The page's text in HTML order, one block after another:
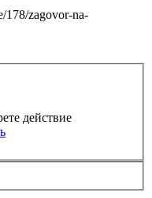
178/zagovor-na-
действие